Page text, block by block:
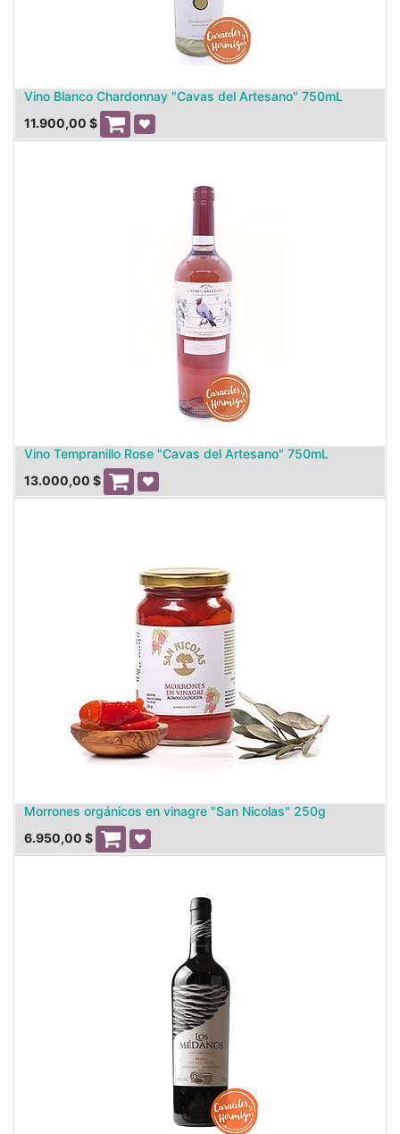
Vino Blanco Chardonnay "Cavas del Artesano" 750mL
11.900,00 $
Vino Tempranillo Rose "Cavas del Artesano" 750mL
13.000,00 $
Morrones orgánicos en vinagre "San Nicolas" 250g
6.950,00 $